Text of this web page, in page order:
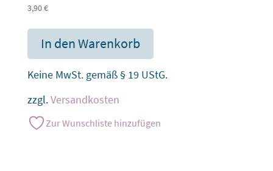
3,90€
In den Warenkorb
Keine MwSt. gemäß § 19 UStG.
zzgl.Versandkosten
Zur Wunschliste hinzufügen